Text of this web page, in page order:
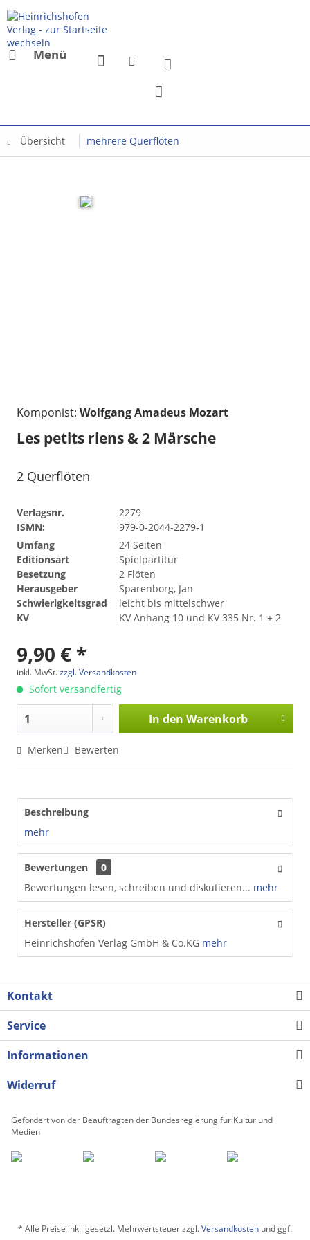
Menü
Übersicht mehrere Querflöten
Komponist: Wolfgang Amadeus Mozart
Les petits riens & 2 Märsche
2 Querflöten
Verlagsnr.
2279
ISMN:
979-0-2044-2279-1
Umfang
24 Seiten
Editionsart
Spielpartitur
Besetzung
2 Flöten
Herausgeber
Sparenborg, Jan
Schwierigkeitsgrad
leicht bis mittelschwer
KV
KV Anhang 10 und KV 335 Nr. 1 + 2
9,90 € *
inkl. MwSt.zzgl. Versandkosten
Sofort versandfertig
In den Warenkorb
Merken Bewerten
Beschreibung
mehr
Bewertungen
0
Bewertungen lesen, schreiben und diskutieren... mehr
Hersteller (GPSR)
Heinrichshofen Verlag GmbH & Co.KG mehr
Kontakt
Service
Informationen
Widerruf
Gefördert von der Beauftragten der Bundesregierung für Kultur und
Medien
* Alle Preise inkl. gesetzl. Mehrwertsteuer zzgl.Versandkosten und ggf.